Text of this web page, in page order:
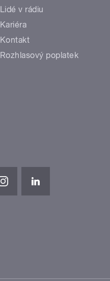
Lidé v rádiu
Kariéra
Kontakt
Rozhlasový poplatek